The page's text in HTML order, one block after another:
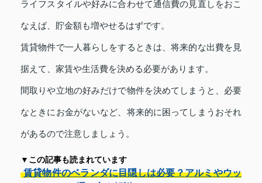
ライフスタイルや好みに合わせて通信費の見直しをおこ
なえば、貯金額も増やせるはずです。
賃貸物件で一人暮らしをするときは、将来的な出費を見
据えて、家賃や生活費を決める必要があります。
間取りや立地の好みだけで物件を決めてしまうと、必要
なときにお金がないなど、将来的に困ってしまうおそれ
があるので注意しましょう。
▼この記事も読まれています
賃貸物件のベランダに目隠しは必要？アルミやウッ